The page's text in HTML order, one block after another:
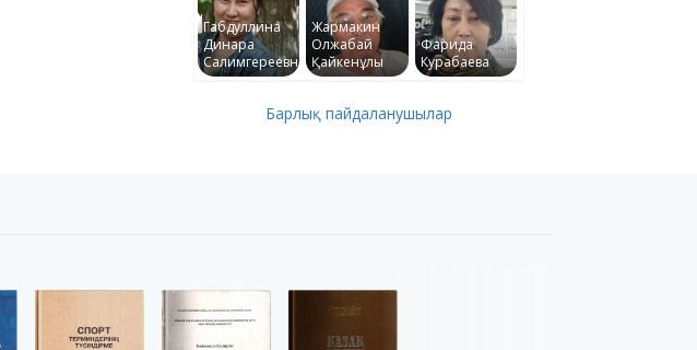
Габдуллина
Динара
Салимгереевна
Жармакин
Олжабай
Қайкенұлы
Фарида
Курабаева
Барлық пайдаланушылар